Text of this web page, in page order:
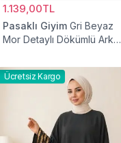
1.139,00TL
Pasaklı Giyim Gri Beyaz
Mor Detaylı Dökümlü Arkası
Ücretsiz Kargo